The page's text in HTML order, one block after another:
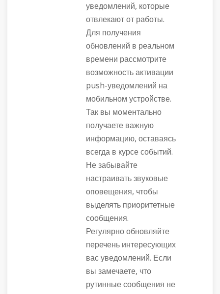
уведомлений, которые
отвлекают от работы.
Для получения
обновлений в реальном
времени рассмотрите
возможность активации
push-уведомлений на
мобильном устройстве.
Так вы моментально
получаете важную
информацию, оставаясь
всегда в курсе событий.
Не забывайте
настраивать звуковые
оповещения, чтобы
выделять приоритетные
сообщения.
Регулярно обновляйте
перечень интересующих
вас уведомлений. Если
вы замечаете, что
рутинные сообщения не